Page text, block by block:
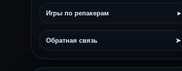
Игры по репакерам ▸
Обратная связь ➤